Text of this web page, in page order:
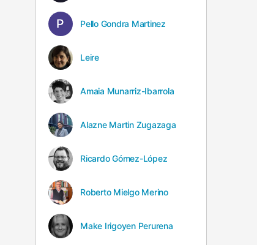
Pello Gondra Martinez
Leire
Amaia Munarriz-Ibarrola
Alazne Martin Zugazaga
Ricardo Gómez-López
Roberto Mielgo Merino
Make Irigoyen Perurena